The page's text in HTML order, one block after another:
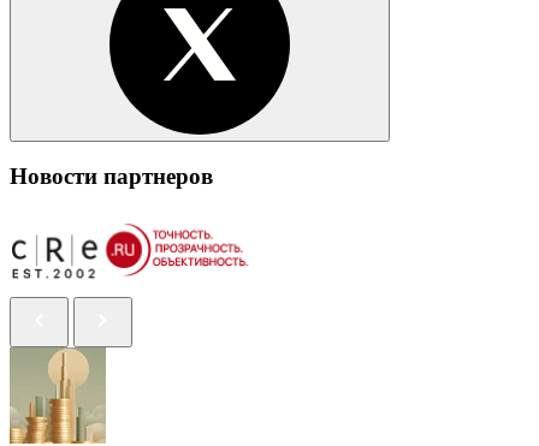
Новости партнеров